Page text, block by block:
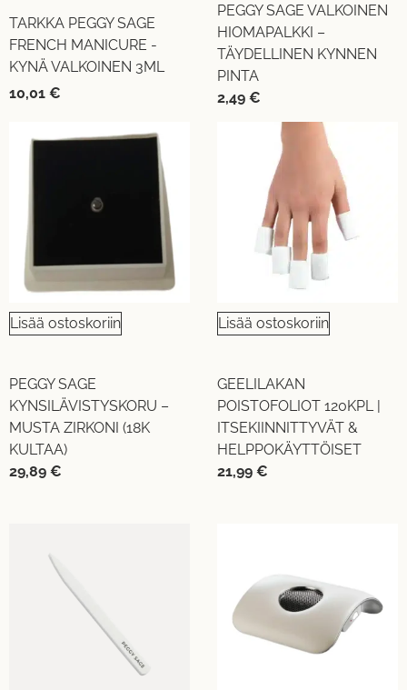
TARKKA PEGGY SAGE
FRENCH MANICURE -
KYNÄ VALKOINEN 3ML
10,01 €
PEGGY SAGE VALKOINEN
HIOMAPALKKI –
TÄYDELLINEN KYNNEN
PINTA
2,49 €
Lisää ostoskoriin
PEGGY SAGE
KYNSILÄVISTYSKORU –
MUSTA ZIRKONI (18K
KULTAA)
29,89 €
Lisää ostoskoriin
GEELILAKAN
POISTOFOLIOT 120KPL |
ITSEKIINNITTYVÄT &
HELPPOKÄYTTÖISET
21,99 €